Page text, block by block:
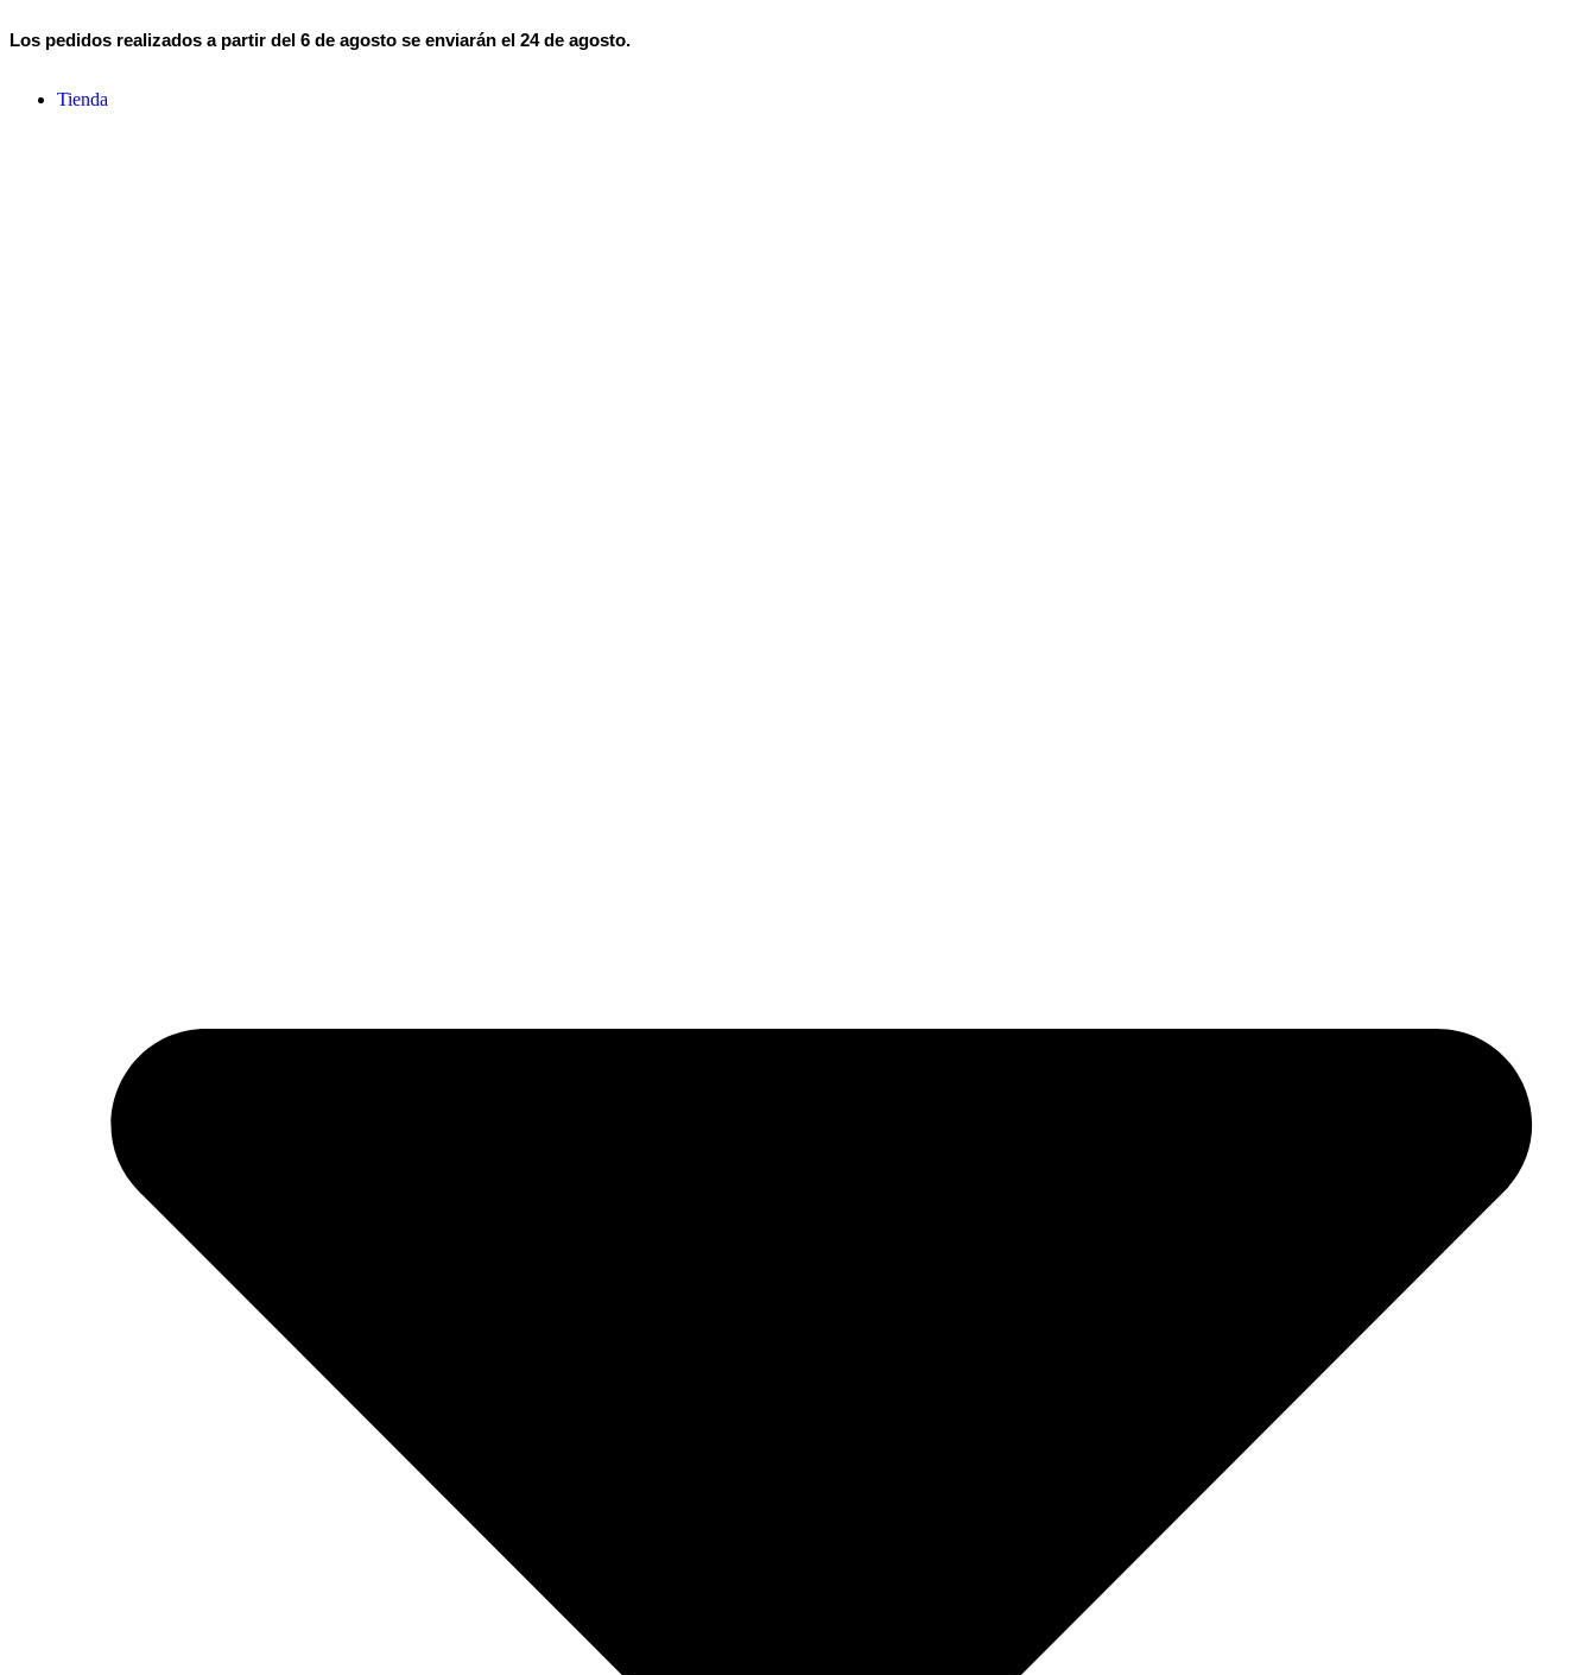
Los pedidos realizados a partir del 6 de agosto se enviarán el 24 de agosto.
Tienda